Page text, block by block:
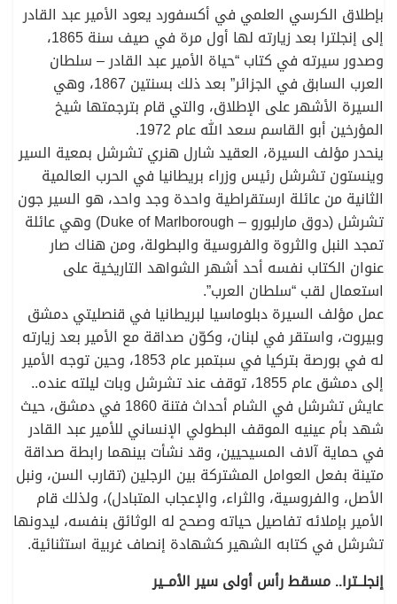
بإطلاق الكرسي العلمي في أكسفورد يعود الأمير عبد القادر
إلى إنجلترا بعد زيارته لها أول مرة في صيف سنة 1865،
وصدور سيرته في كتاب “حياة الأمير عبد القادر – سلطان
العرب السابق في الجزائر” بعد ذلك بسنتين 1867، وهي
السيرة الأشهر على الإطلاق، والتي قام بترجمتها شيخ
المؤرخين أبو القاسم سعد الله عام 1972.
ينحدر مؤلف السيرة، العقيد شارل هنري تشرشل بمعية السير
وينستون تشرشل رئيس وزراء بريطانيا في الحرب العالمية
الثانية من عائلة ارستقراطية واحدة وجد واحد، هو السير جون
تشرشل (دوق مارلبورو – Duke of Marlborough) وهي عائلة
تمجد النبل والثروة والفروسية والبطولة، ومن هناك صار
عنوان الكتاب نفسه أحد أشهر الشواهد التاريخية على
استعمال لقب “سلطان العرب”.
عمل مؤلف السيرة دبلوماسيا لبريطانيا في قنصليتي دمشق
وبيروت، واستقر في لبنان، وكوّن صداقة مع الأمير بعد زيارته
له في بورصة بتركيا في سبتمبر عام 1853، وحين توجه الأمير
إلى دمشق عام 1855، توقف عند تشرشل وبات ليلته عنده..
عايش تشرشل في الشام أحداث فتنة 1860 في دمشق، حيث
شهد بأم عينيه الموقف البطولي الإنساني للأمير عبد القادر
في حماية آلاف المسيحيين، وقد نشأت بينهما رابطة صداقة
متينة بفعل العوامل المشتركة بين الرجلين (تقارب السن، ونبل
الأصل، والفروسية، والثراء، والإعجاب المتبادل)، ولذلك قام
الأمير بإملائه تفاصيل حياته وصحح له الوثائق بنفسه، ليدونها
تشرشل في كتابه الشهير كشهادة إنصاف غربية استثنائية.
إنجلــترا.. مسقط رأس أولى سير الأمــير